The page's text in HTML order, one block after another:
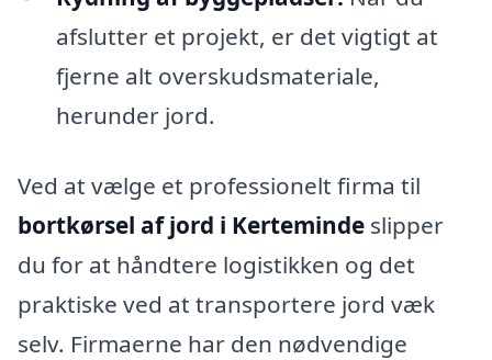
afslutter et projekt, er det vigtigt at
fjerne alt overskudsmateriale,
herunder jord.
Ved at vælge et professionelt firma til
bortkørsel af jord i Kerteminde slipper
du for at håndtere logistikken og det
praktiske ved at transportere jord væk
selv. Firmaerne har den nødvendige